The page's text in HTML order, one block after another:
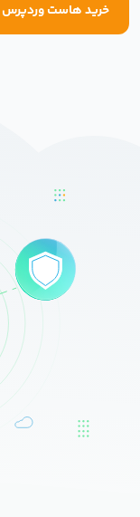
خرید هاست وردپرس